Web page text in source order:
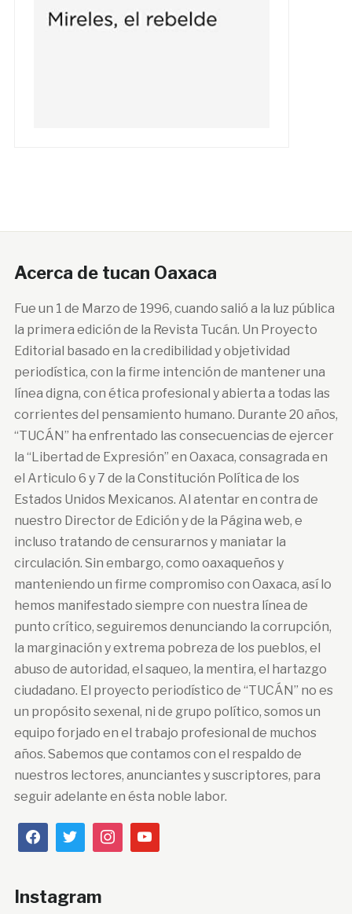
Acerca de tucan Oaxaca
Fue un 1 de Marzo de 1996, cuando salió a la luz pública
la primera edición de la Revista Tucán. Un Proyecto
Editorial basado en la credibilidad y objetividad
periodística, con la firme intención de mantener una
línea digna, con ética profesional y abierta a todas las
corrientes del pensamiento humano. Durante 20 años,
“TUCÁN” ha enfrentado las consecuencias de ejercer
la “Libertad de Expresión” en Oaxaca, consagrada en
el Articulo 6 y 7 de la Constitución Política de los
Estados Unidos Mexicanos. Al atentar en contra de
nuestro Director de Edición y de la Página web, e
incluso tratando de censurarnos y maniatar la
circulación. Sin embargo, como oaxaqueños y
manteniendo un firme compromiso con Oaxaca, así lo
hemos manifestado siempre con nuestra línea de
punto crítico, seguiremos denunciando la corrupción,
la marginación y extrema pobreza de los pueblos, el
abuso de autoridad, el saqueo, la mentira, el hartazgo
ciudadano. El proyecto periodístico de “TUCÁN” no es
un propósito sexenal, ni de grupo político, somos un
equipo forjado en el trabajo profesional de muchos
años. Sabemos que contamos con el respaldo de
nuestros lectores, anunciantes y suscriptores, para
seguir adelante en ésta noble labor.
Instagram